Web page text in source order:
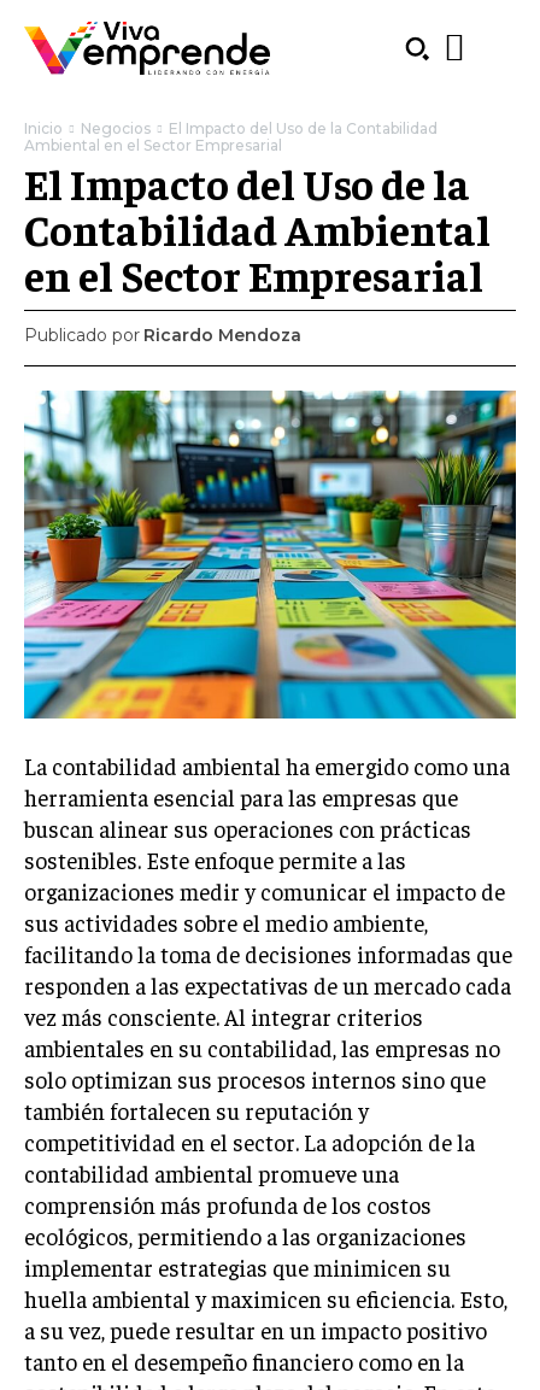
SUBSCRIBE
Welcome to Liberty Case
We have a curated list of the most noteworthy news from all
across the globe. With any subscription plan, you get access
toexclusive articlesthat let you stay ahead of the curve.
Your Profile
LIFESTYLE
MARKETING
ESTRATEGIAS DE MARKETING
AGENCIAS DE MARKETING
AGENCIAS DE POSICIONAMIENTO WEB SEO
VENTA DE ENLACES
MARKETING DIGITAL
Inicio Negocios
El Impacto del Uso de la Contabilidad
Ambiental en el Sector Empresarial
El Impacto del Uso de la
Contabilidad Ambiental
en el Sector Empresarial
Publicado por Ricardo Mendoza
La contabilidad ambiental ha emergido como una
herramienta esencial para las empresas que
buscan alinear sus operaciones con prácticas
sostenibles. Este enfoque permite a las
organizaciones medir y comunicar el impacto de
sus actividades sobre el medio ambiente,
facilitando la toma de decisiones informadas que
responden a las expectativas de un mercado cada
vez más consciente. Al integrar criterios
ambientales en su contabilidad, las empresas no
solo optimizan sus procesos internos sino que
también fortalecen su reputación y
competitividad en el sector. La adopción de la
contabilidad ambiental promueve una
comprensión más profunda de los costos
ecológicos, permitiendo a las organizaciones
implementar estrategias que minimicen su
huella ambiental y maximicen su eficiencia. Esto,
a su vez, puede resultar en un impacto positivo
tanto en el desempeño financiero como en la